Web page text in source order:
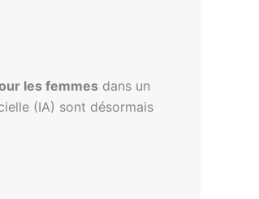
les femmes dans un
(IA) sont désormais